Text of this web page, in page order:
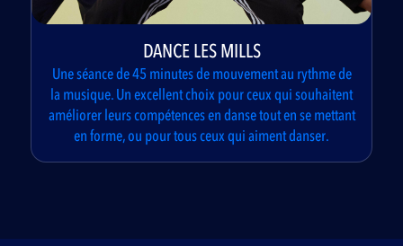
DANCE LES MILLS
Une séance de 45 minutes de mouvement au rythme de
la musique. Un excellent choix pour ceux qui souhaitent
améliorer leurs compétences en danse tout en se mettant
en forme, ou pour tous ceux qui aiment danser.